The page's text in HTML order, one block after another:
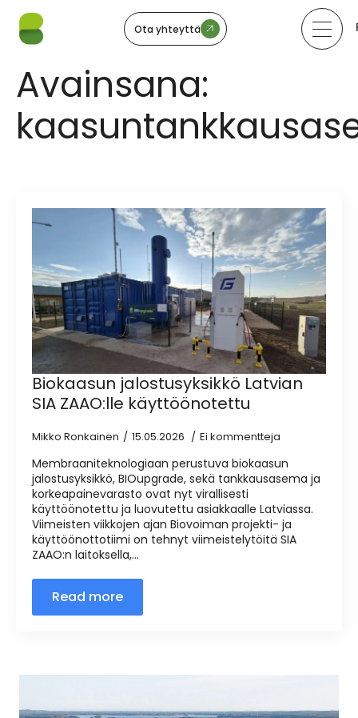
Ota yhteyttä
Avainsana:
Biokaasun jalostusyksikkö Latvian
SIA ZAAO:lle käyttöönotettu
Mikko Ronkainen 15.05.2026 Ei kommentteja
Membraaniteknologiaan perustuva biokaasun
jalostusyksikkö, BIOupgrade, sekä tankkausasema ja
korkeapainevarasto ovat nyt virallisesti
käyttöönotettu ja luovutettu asiakkaalle Latviassa.
Viimeisten viikkojen ajan Biovoiman projekti- ja
käyttöönottotiimi on tehnyt viimeistelytöitä SIA
ZAAO:n laitoksella,…
Read more